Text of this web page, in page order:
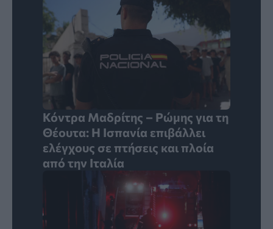
Κόντρα Μαδρίτης – Ρώμης για τη
Θέουτα: Η Ισπανία επιβάλλει
ελέγχους σε πτήσεις και πλοία
από την Ιταλία